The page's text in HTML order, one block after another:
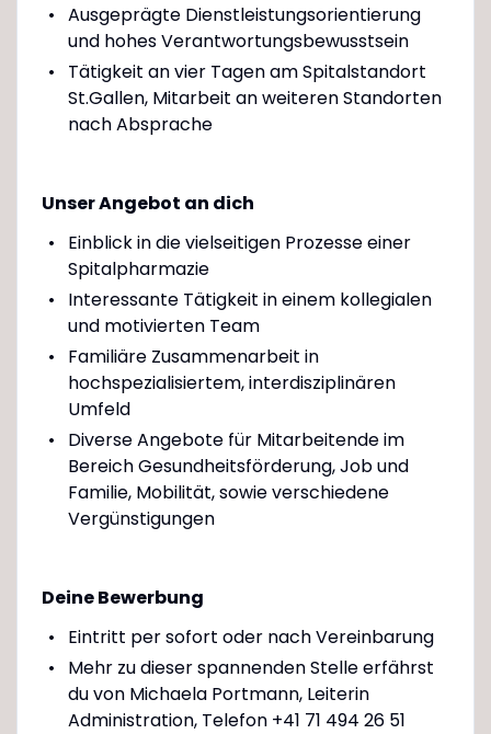
Ausgeprägte Dienstleistungsorientierung
und hohes Verantwortungsbewusstsein
Tätigkeit an vier Tagen am Spitalstandort
St.Gallen, Mitarbeit an weiteren Standorten
nach Absprache
Unser Angebot an dich
Einblick in die vielseitigen Prozesse einer
Spitalpharmazie
Interessante Tätigkeit in einem kollegialen
und motivierten Team
Familiäre Zusammenarbeit in
hochspezialisiertem, interdisziplinären
Umfeld
Diverse Angebote für Mitarbeitende im
Bereich Gesundheitsförderung, Job und
Familie, Mobilität, sowie verschiedene
Vergünstigungen
Deine Bewerbung
Eintritt per sofort oder nach Vereinbarung
Mehr zu dieser spannenden Stelle erfährst
du von Michaela Portmann, Leiterin
Administration, Telefon +41 71 494 26 51